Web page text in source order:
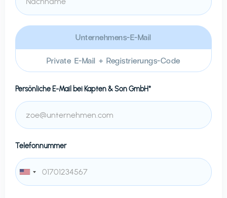
Unternehmens-E-Mail
Private E-Mail + Registrierungs-Code
Persönliche E-Mail bei Kapten & Son GmbH*
Telefonnummer